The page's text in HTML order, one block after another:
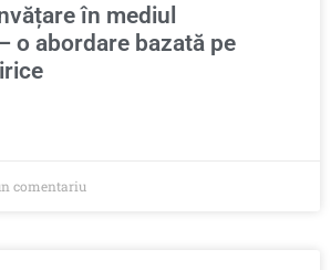
în mediul
o abordare bazată pe
comentariu